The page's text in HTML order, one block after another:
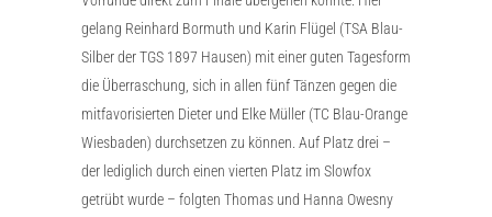
gelang Reinhard Bormuth und Karin Flügel (TSA Blau-
Silber der TGS 1897 Hausen) mit einer guten Tagesform
die Überraschung, sich in allen fünf Tänzen gegen die
mitfavorisierten Dieter und Elke Müller (TC Blau-Orange
Wiesbaden) durchsetzen zu können. Auf Platz drei –
der lediglich durch einen vierten Platz im Slowfox
getrübt wurde – folgten Thomas und Hanna Owesny